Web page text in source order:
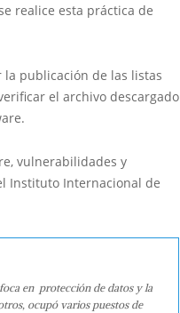
realice esta práctica de
la publicación de las listas
el archivo descargado
vulnerabilidades y
Instituto Internacional de
en protección de datos y la
ocupó varios puestos de